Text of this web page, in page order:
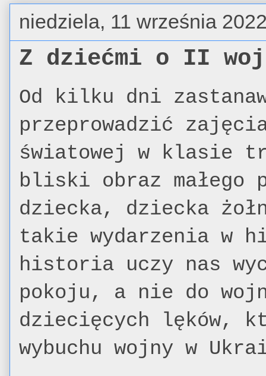
niedziela, 11 września
Z dziećmi o II
Od kilku dni
przeprowadzić
światowej w klasie
bliski obraz małego
dziecka, dziecka
takie wydarzenia
historia uczy nas
pokoju, a nie do
dziecięcych lęków,
wybuchu wojny w